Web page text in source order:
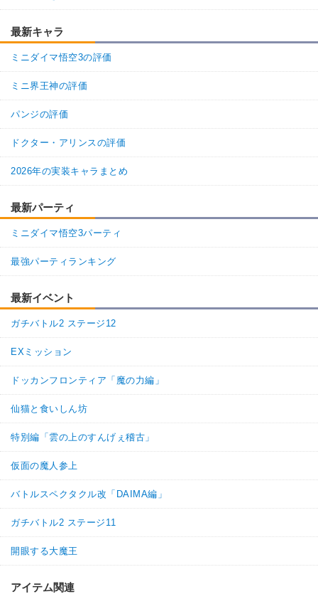
最新キャラ
ミニダイマ悟空3の評価
ミニ界王神の評価
パンジの評価
ドクター・アリンスの評価
2026年の実装キャラまとめ
最新パーティ
ミニダイマ悟空3パーティ
最強パーティランキング
最新イベント
ガチバトル2 ステージ12
EXミッション
ドッカンフロンティア「魔の力編」
仙猫と食いしん坊
特別編「雲の上のすんげぇ稽古」
仮面の魔人参上
バトルスペクタクル改「DAIMA編」
ガチバトル2 ステージ11
開眼する大魔王
アイテム関連